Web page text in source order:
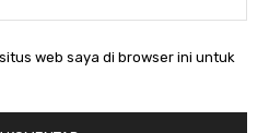
web saya di browser ini untuk